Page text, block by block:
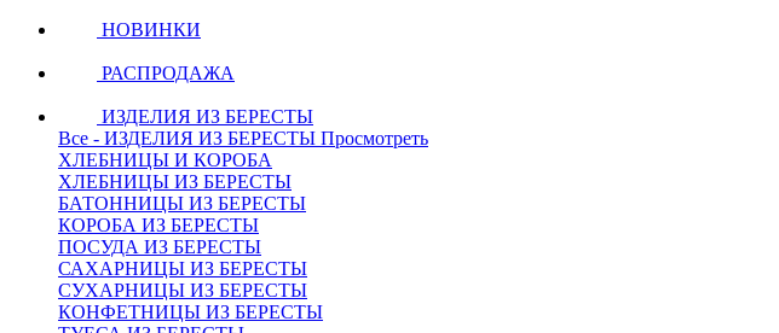
НОВИНКИ
РАСПРОДАЖА
ИЗДЕЛИЯ ИЗ БЕРЕСТЫ
Все - ИЗДЕЛИЯ ИЗ БЕРЕСТЫ Просмотреть
ХЛЕБНИЦЫ И КОРОБА
ХЛЕБНИЦЫ ИЗ БЕРЕСТЫ
БАТОННИЦЫ ИЗ БЕРЕСТЫ
КОРОБА ИЗ БЕРЕСТЫ
ПОСУДА ИЗ БЕРЕСТЫ
САХАРНИЦЫ ИЗ БЕРЕСТЫ
СУХАРНИЦЫ ИЗ БЕРЕСТЫ
КОНФЕТНИЦЫ ИЗ БЕРЕСТЫ